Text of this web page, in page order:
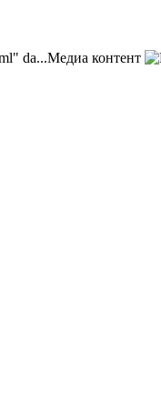
Медиа контент